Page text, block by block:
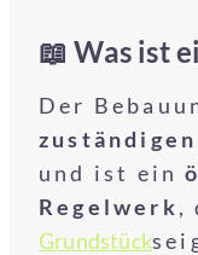
📖 Was ist
Der
und ist ein
Regelwerk,
Grundstück